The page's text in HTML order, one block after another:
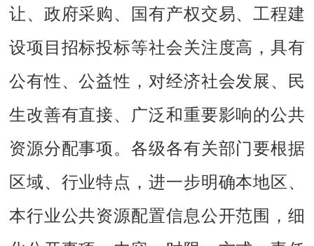
让、政府采购、国有产权交易、工程建
设项目招标投标等社会关注度高，具有
公有性、公益性，对经济社会发展、民
生改善有直接、广泛和重要影响的公共
资源分配事项。各级各有关部门要根据
区域、行业特点，进一步明确本地区、
本行业公共资源配置信息公开范围，细